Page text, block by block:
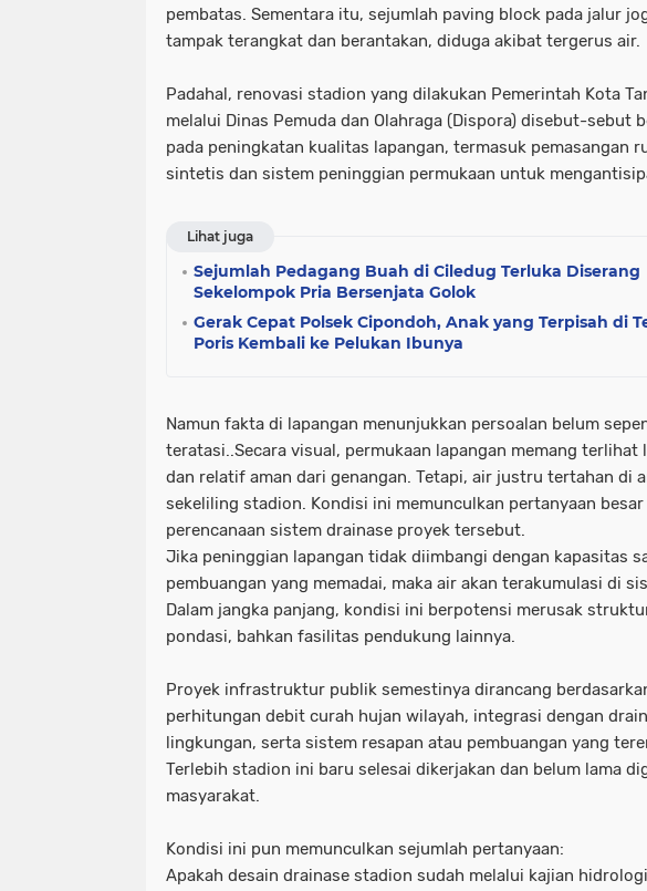
pembatas. Sementara itu, sejumlah paving block pada jalur
tampak terangkat dan berantakan, diduga akibat tergerus air.
Padahal, renovasi stadion yang dilakukan Pemerintah Kota
melalui Dinas Pemuda dan Olahraga (Dispora) disebut-sebut
pada peningkatan kualitas lapangan, termasuk pemasangan
sintetis dan sistem peninggian permukaan untuk
Lihat juga
Sejumlah Pedagang Buah di Ciledug Terluka Diserang
Sekelompok Pria Bersenjata Golok
Gerak Cepat Polsek Cipondoh, Anak yang Terpisah di
Poris Kembali ke Pelukan Ibunya
Namun fakta di lapangan menunjukkan persoalan belum
teratasi..Secara visual, permukaan lapangan memang terlihat
dan relatif aman dari genangan. Tetapi, air justru tertahan di
sekeliling stadion. Kondisi ini memunculkan pertanyaan
perencanaan sistem drainase proyek tersebut.
Jika peninggian lapangan tidak diimbangi dengan kapasitas
pembuangan yang memadai, maka air akan terakumulasi di
Dalam jangka panjang, kondisi ini berpotensi merusak
pondasi, bahkan fasilitas pendukung lainnya.
Proyek infrastruktur publik semestinya dirancang
perhitungan debit curah hujan wilayah, integrasi dengan
lingkungan, serta sistem resapan atau pembuangan yang
Terlebih stadion ini baru selesai dikerjakan dan belum lama
masyarakat.
Kondisi ini pun memunculkan sejumlah pertanyaan:
Apakah desain drainase stadion sudah melalui kajian